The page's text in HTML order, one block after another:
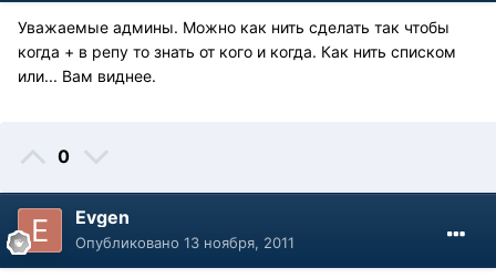
Уважаемые админы. Можно как нить сделать так чтобы
когда + в репу то знать от кого и когда. Как нить списком
или... Вам виднее.
0
Evgen
Опубликовано 13 ноября, 2011